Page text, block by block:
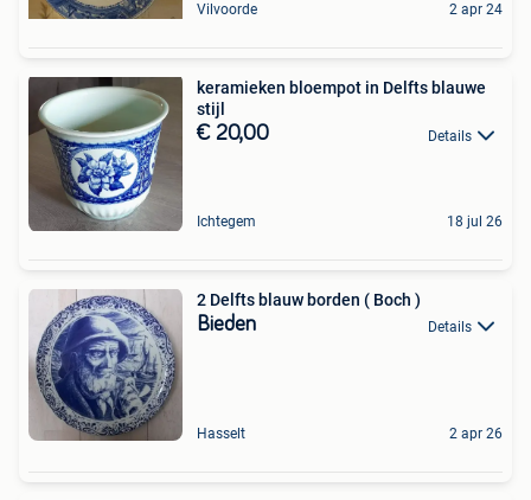
Vilvoorde 2 apr 24
keramieken bloempot in Delfts blauwe
stijl
€ 20,00 Details
Ichtegem 18 jul 26
2 Delfts blauw borden ( Boch )
Bieden Details
Hasselt 2 apr 26